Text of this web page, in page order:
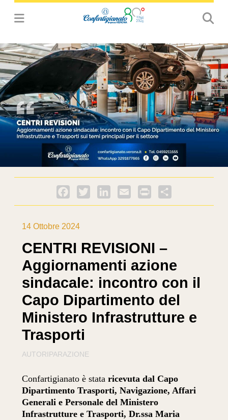
Facebook
Twitter LinkedInEmail PrintFriendly
14 Ottobre 2024
CENTRI REVISIONI –
Aggiornamenti azione
sindacale: incontro con il
Capo Dipartimento del
Ministero Infrastrutture e
Trasporti
AUTORIPARAZIONE
Confartigianato è stataricevuta dal Capo
Dipartimento Trasporti, Navigazione, Affari
Generali e Personale del Ministero
Infrastrutture e Trasporti, Dr.ssa Maria